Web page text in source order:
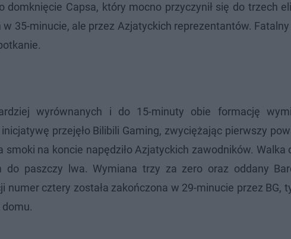
domknięcie Capsa, który mocno przyczynił się do trzech
w 35-minucie, ale przez Azjatyckich reprezentantów.
wyrównanych i do 15-minuty obie formację
przejęło Bilibili Gaming, zwyciężając pierwszy
na koncie napędziło Azjatyckich zawodników. Walka
do paszczy lwa. Wymiana trzy za zero oraz oddany
numer cztery została zakończona w 29-minucie przez BG,